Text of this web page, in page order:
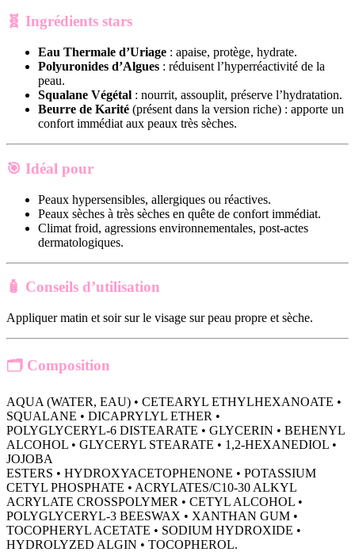
🧬 Ingrédients stars
Eau Thermale d’Uriage : apaise, protège, hydrate.
Polyuronides d’Algues : réduisent l’hyperréactivité de la
peau.
Squalane Végétal : nourrit, assouplit, préserve l’hydratation.
Beurre de Karité (présent dans la version riche) : apporte un
confort immédiat aux peaux très sèches.
🎯 Idéal pour
Peaux hypersensibles, allergiques ou réactives.
Peaux sèches à très sèches en quête de confort immédiat.
Climat froid, agressions environnementales, post-actes
dermatologiques.
🧴 Conseils d’utilisation
Appliquer matin et soir sur le visage sur peau propre et sèche.
🗂️ Composition
AQUA (WATER, EAU) • CETEARYL ETHYLHEXANOATE •
SQUALANE • DICAPRYLYL ETHER •
POLYGLYCERYL-6 DISTEARATE • GLYCERIN • BEHENYL
ALCOHOL • GLYCERYL STEARATE • 1,2-HEXANEDIOL •
JOJOBA
ESTERS • HYDROXYACETOPHENONE • POTASSIUM
CETYL PHOSPHATE • ACRYLATES/C10-30 ALKYL
ACRYLATE CROSSPOLYMER • CETYL ALCOHOL •
POLYGLYCERYL-3 BEESWAX • XANTHAN GUM •
TOCOPHERYL ACETATE • SODIUM HYDROXIDE •
HYDROLYZED ALGIN • TOCOPHEROL.